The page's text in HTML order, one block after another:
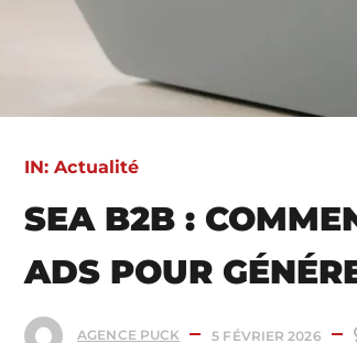
IN: Actualité
SEA B2B :
ADS POUR
AGENCE PUCK 5 FÉVRIER 2026